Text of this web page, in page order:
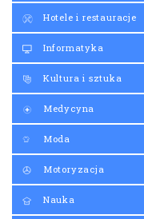
Hotele i restauracje
Informatyka
Kultura i sztuka
Medycyna
Moda
Motoryzacja
Nauka